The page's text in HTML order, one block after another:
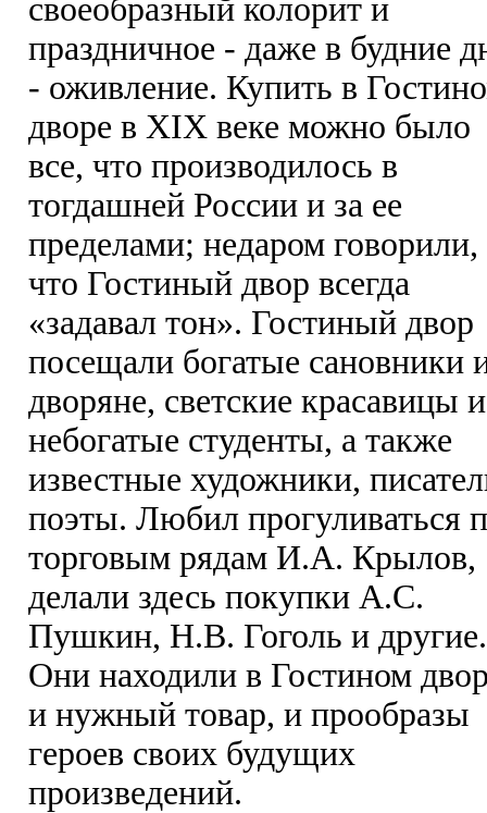
своеобразный колорит и
праздничное - даже в будние
- оживление. Купить в
дворе в XIX веке можно было
все, что производилось в
тогдашней России и за ее
пределами; недаром говорили,
что Гостиный двор всегда
«задавал тон». Гостиный двор
посещали богатые сановники
дворяне, светские красавицы и
небогатые студенты, а также
известные художники,
поэты. Любил прогуливаться
торговым рядам И.А. Крылов,
делали здесь покупки А.С.
Пушкин, Н.В. Гоголь и другие.
Они находили в Гостином
и нужный товар, и прообразы
героев своих будущих
произведений.